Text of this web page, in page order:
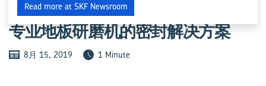
专业地板研磨机的密封解决方案
8月 15, 2019 1 Minute
Read more at SKF Newsroom